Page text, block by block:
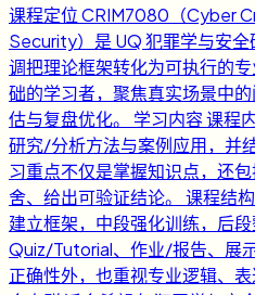
课程定位 CRIM7080（Cyber
Security）是 UQ 犯罪学与安
调把理论框架转化为可执行的
础的学习者，聚焦真实场景中
估与复盘优化。 学习内容 课程
研究/分析方法与案例应用，并
习重点不仅是掌握知识点，还
舍、给出可验证结论。 课程结
建立框架，中段强化训练，后
Quiz/Tutorial、作业/报告、展
正确性外，也重视专业逻辑、